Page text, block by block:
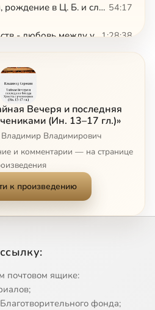
Жизнь со Христом, рождение в Ц. Б. и служение любви (Ин. 13-14) 54:17
Главное свидетельств - любовь между учениками. (Ин. 13, 35)1:28:38
(Ин., 15)
(Ин. 15) 1:15:08
(Ин., 15) 53:19
Вечеря и последняя
(Ин. 13–17 гл.)»
Владимирович
и комментарии — на странице
к произведению
почтовом ящике:
фонда;